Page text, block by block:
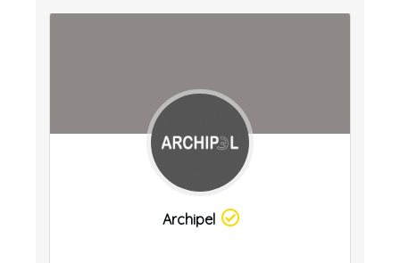
Archipel